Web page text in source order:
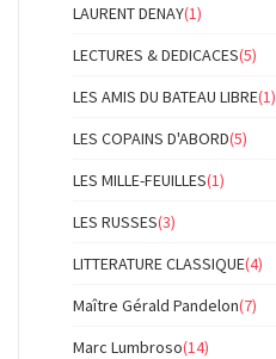
LAURENT DENAY(1)
LECTURES & DEDICACES(5)
LES AMIS DU BATEAU LIBRE(1)
LES COPAINS D'ABORD(5)
LES MILLE-FEUILLES(1)
LES RUSSES(3)
LITTERATURE CLASSIQUE(4)
Maître Gérald Pandelon(7)
Marc Lumbroso(14)